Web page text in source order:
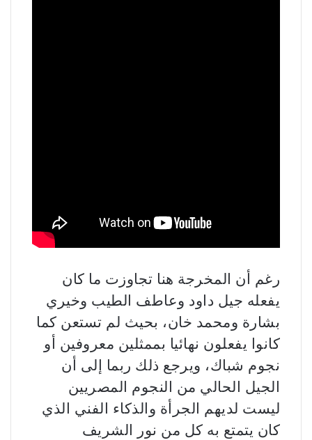
رغم أن المخرجة هنا تجاوزت ما كان
يفعله جيل داود وعاطف الطيب وخيري
بشارة ومحمد خان، بحيث لم تستعن كما
كانوا يفعلون نهائيا بممثلين معروفين أو
نجوم شباك، ويرجع ذلك ربما إلى أن
الجيل الحالي من النجوم المصريين
ليست لديهم الجرأة والذكاء الفني الذي
كان يتمتع به كل من نور الشريف